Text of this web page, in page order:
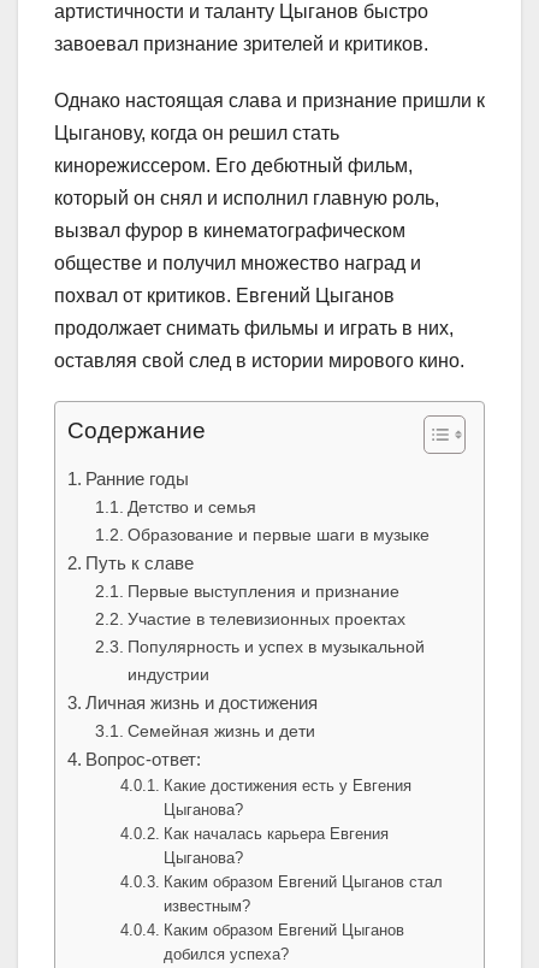
артистичности и таланту Цыганов быстро
завоевал признание зрителей и критиков.
Однако настоящая слава и признание пришли к
Цыганову, когда он решил стать
кинорежиссером. Его дебютный фильм,
который он снял и исполнил главную роль,
вызвал фурор в кинематографическом
обществе и получил множество наград и
похвал от критиков. Евгений Цыганов
продолжает снимать фильмы и играть в них,
оставляя свой след в истории мирового кино.
Содержание
Ранние годы
Детство и семья
Образование и первые шаги в музыке
Путь к славе
Первые выступления и признание
Участие в телевизионных проектах
Популярность и успех в музыкальной
индустрии
Личная жизнь и достижения
Семейная жизнь и дети
Вопрос-ответ:
Какие достижения есть у Евгения
Цыганова?
Как началась карьера Евгения
Цыганова?
Каким образом Евгений Цыганов стал
известным?
Каким образом Евгений Цыганов
добился успеха?